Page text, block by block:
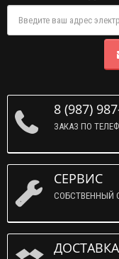
8 (987)
ЗАКАЗ ПО
СЕРВИС
СОБСТВЕННЫЙ
ДОСТАВКА